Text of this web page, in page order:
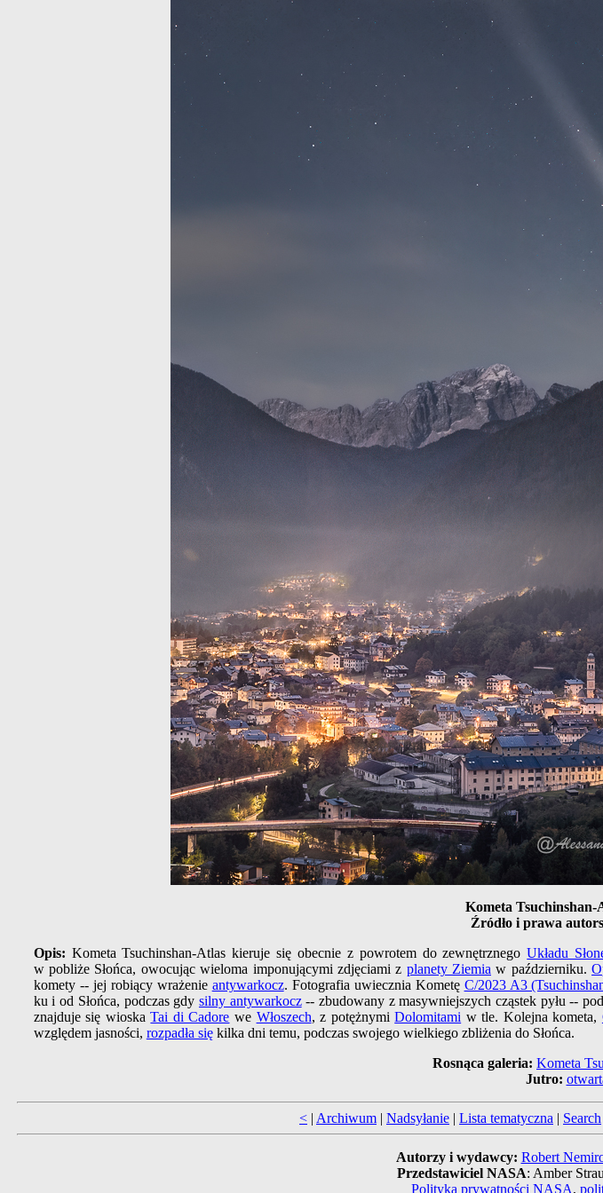
Kometa
Źródło i prawa
Opis: Kometa Tsuchinshan-Atlas kieruje się obecnie z powrotem do zewnętrznegoUkładu
w pobliże Słońca, owocując wieloma imponującymi zdjęciami z planety Ziemia w październiku.
komety -- jej robiący wrażenie antywarkocz. Fotografia uwiecznia Kometę C/2023 A3
ku i od Słońca, podczas gdy silny antywarkocz-- zbudowany z masywniejszych cząstek pyłu --
znajduje się wioskaTai di Cadore we Włoszech, z potężnymiDolomitami w tle. Kolejna kometa,
względem jasności, rozpadła siękilka dni temu, podczas swojego wielkiego zbliżenia do Słońca.
Rosnąca galeria: Kometa
Jutro:
< | Archiwum | Nadsyłanie | Lista tematyczna | Search
Autorzy i wydawcy: Robert
Przedstawiciel NASA: Amber
Polityka prywatności NASA,